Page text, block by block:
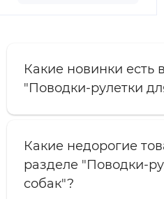
Какие новинки есть
"Поводки-рулетки
Какие недорогие
разделе "Поводки-
собак"?